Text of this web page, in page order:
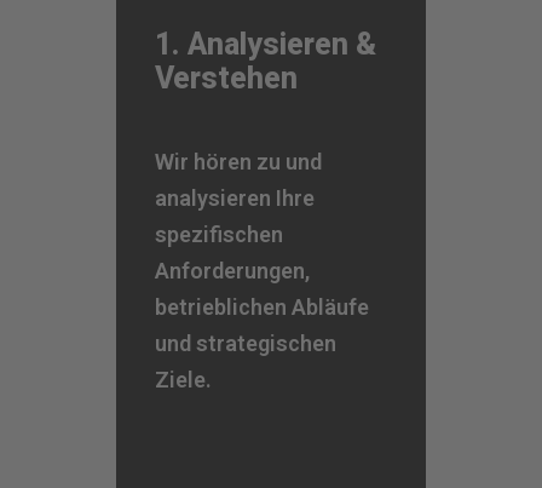
1. Analysieren &
Verstehen
Wir hören zu und
analysieren Ihre
spezifischen
Anforderungen,
betrieblichen Abläufe
und strategischen
Ziele.